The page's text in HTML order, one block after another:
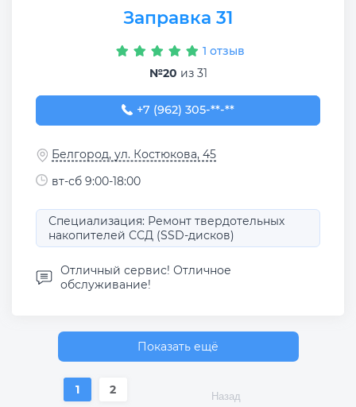
Заправка 31
1 отзыв
№20 из 31
+7 (962) 305-42-44
+7 (962) 305-**-**
Белгород, ул. Костюкова, 45
вт-сб 9:00-18:00
Специализация: Ремонт твердотельных
накопителей ССД (SSD-дисков)
Отличный сервис! Отличное
обслуживание!
Показать ещё
Назад
1 2